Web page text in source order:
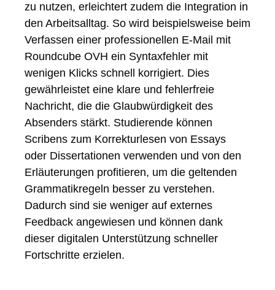
zu nutzen, erleichtert zudem die Integration in
den Arbeitsalltag. So wird beispielsweise beim
Verfassen einer professionellen E-Mail mit
Roundcube OVH ein Syntaxfehler mit
wenigen Klicks schnell korrigiert. Dies
gewährleistet eine klare und fehlerfreie
Nachricht, die die Glaubwürdigkeit des
Absenders stärkt. Studierende können
Scribens zum Korrekturlesen von Essays
oder Dissertationen verwenden und von den
Erläuterungen profitieren, um die geltenden
Grammatikregeln besser zu verstehen.
Dadurch sind sie weniger auf externes
Feedback angewiesen und können dank
dieser digitalen Unterstützung schneller
Fortschritte erzielen.